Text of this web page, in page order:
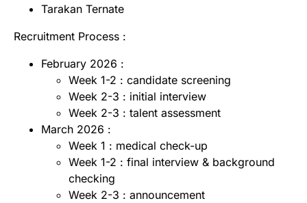
Tarakan Ternate
Recruitment Process :
February 2026 :
Week 1-2 : candidate screening
Week 2-3 : initial interview
Week 2-3 : talent assessment
March 2026 :
Week 1 : medical check-up
Week 1-2 : final interview & background
checking
Week 2-3 : announcement